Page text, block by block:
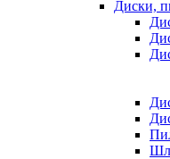
Диски,